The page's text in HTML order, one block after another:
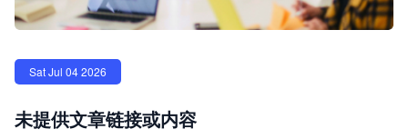
Sat Jul 04 2026
未提供文章链接或内容